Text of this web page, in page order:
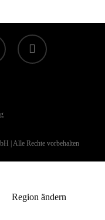
Region ändern
instagram
| Alle Rechte vorbehalten